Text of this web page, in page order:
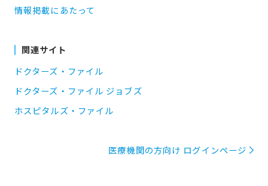
情報掲載にあたって
関連サイト
ドクターズ・ファイル
ドクターズ・ファイル ジョブズ
ホスピタルズ・ファイル
医療機関の方向け ログインページ